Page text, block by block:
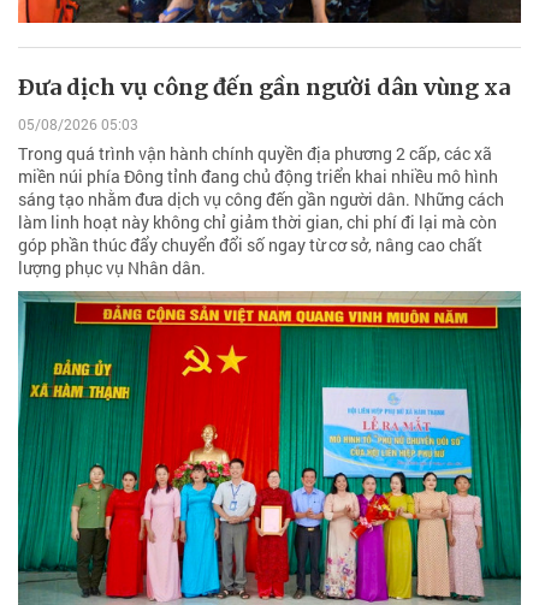
Ðưa dịch vụ công đến gần người dân vùng xa
05/08/2026 05:03
Trong quá trình vận hành chính quyền địa phương 2 cấp, các xã
miền núi phía Đông tỉnh đang chủ động triển khai nhiều mô hình
sáng tạo nhằm đưa dịch vụ công đến gần người dân. Những cách
làm linh hoạt này không chỉ giảm thời gian, chi phí đi lại mà còn
góp phần thúc đẩy chuyển đổi số ngay từ cơ sở, nâng cao chất
lượng phục vụ Nhân dân.